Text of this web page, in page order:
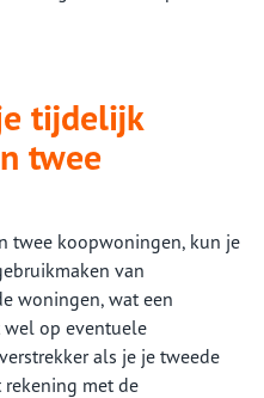
tijdelijk
twee
twee koopwoningen, kun je
van
woningen, wat een
op eventuele
als je je tweede
met de